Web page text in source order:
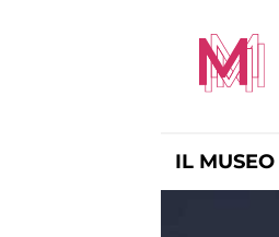
IL MUSEO